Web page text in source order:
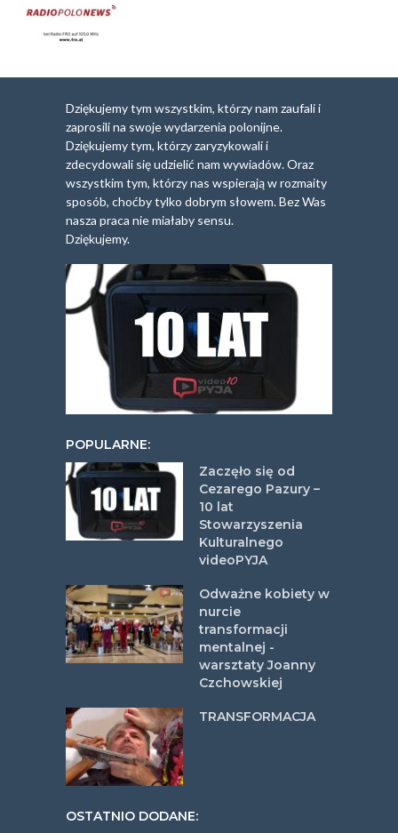
Dziękujemy tym wszystkim, którzy nam zaufali i
zaprosili na swoje wydarzenia polonijne.
Dziękujemy tym, którzy zaryzykowali i
zdecydowali się udzielić nam wywiadów. Oraz
wszystkim tym, którzy nas wspierają w rozmaity
sposób, choćby tylko dobrym słowem. Bez Was
nasza praca nie miałaby sensu.
Dziękujemy.
POPULARNE:
Zaczęło się od
Cezarego Pazury –
10 lat
Stowarzyszenia
Kulturalnego
videoPYJA
Odważne kobiety w
nurcie
transformacji
mentalnej -
warsztaty Joanny
Czchowskiej
TRANSFORMACJA
OSTATNIO DODANE: